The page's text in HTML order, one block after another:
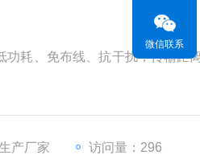
耗、免布线、抗干扰，传输距
产厂家 访问量：296
微信联系